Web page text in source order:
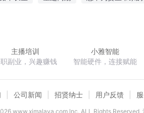
主播培训
副业，兴趣赚钱
小雅智能
智能硬件，连接赋能
公司新闻 招贤纳士 用户反馈
www.ximalaya.com lnc. ALL Rights Reserved